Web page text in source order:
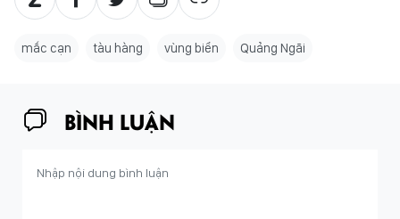
mắc cạn tàu hàng vùng biển Quảng Ngãi
BÌNH LUẬN